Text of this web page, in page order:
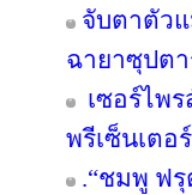
จับตาตัว
ฉายาซุปต
เซอร์ไพ
พรีเซ็นเตอ
.“ชมพู ฟ